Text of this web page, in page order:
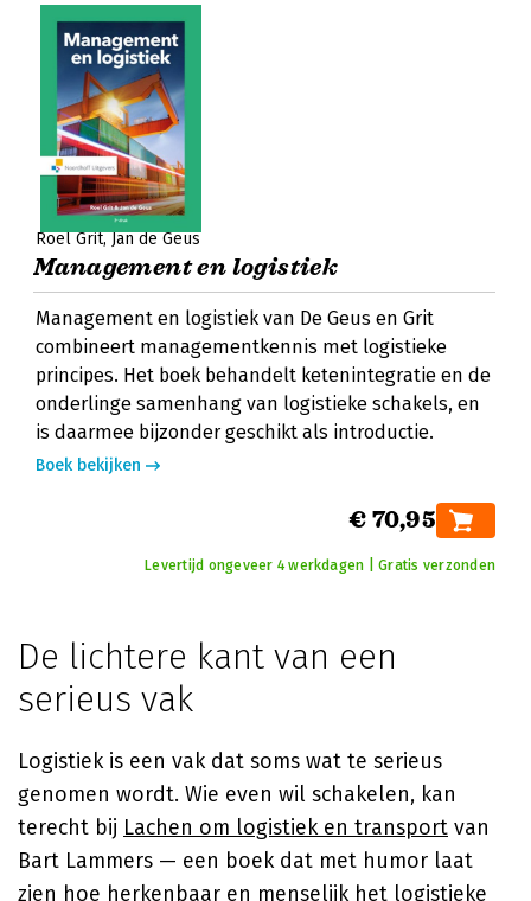
Roel Grit Jan de Geus
Management en logistiek
Management en logistiek van De Geus en Grit
combineert managementkennis met logistieke
principes. Het boek behandelt ketenintegratie en de
onderlinge samenhang van logistieke schakels, en
is daarmee bijzonder geschikt als introductie.
Boek bekijken
€ 70,95
Levertijd ongeveer 4 werkdagen | Gratis verzonden
De lichtere kant van een
serieus vak
Logistiek is een vak dat soms wat te serieus
genomen wordt. Wie even wil schakelen, kan
terecht bij Lachen om logistiek en transport van
Bart Lammers — een boek dat met humor laat
zien hoe herkenbaar en menselijk het logistieke